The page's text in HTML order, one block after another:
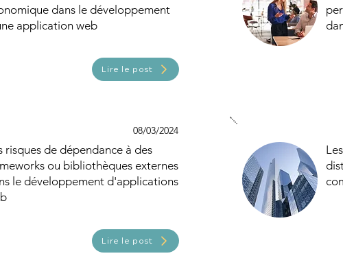
dans le développement
application web
Lire le post
08/03/2024
risques de dépendance à des
ou bibliothèques externes
le développement d'applications
Lire le post